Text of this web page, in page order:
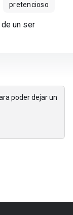
pretencioso
un ser
poder dejar un